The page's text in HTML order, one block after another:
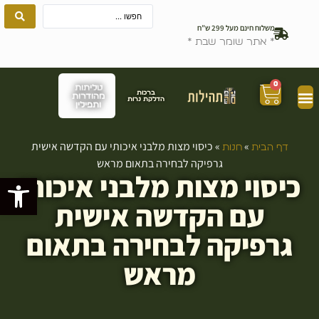
פתח
משלוח חינם מעל 299 ש”ח
* אתר שומר שבת *
ברכות
הדלקת נרות
טליתות
מהודרות
ותפילין
0
דף הבית »חנות »כיסוי מצות מלבני איכותי עם הקדשה אישית
גרפיקה לבחירה בתאום מראש
כיסוי מצות מלבני איכותי
עם הקדשה אישית
גרפיקה לבחירה בתאום
מראש